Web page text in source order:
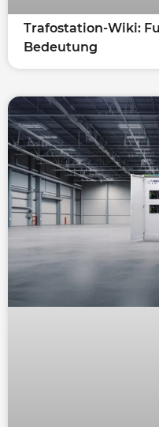
Trafostation-Wiki:
Bedeutung